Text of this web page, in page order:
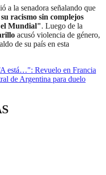
a la senadora señalando que
racismo sin complejos
el Mundial". Luego de la
acusó violencia de género,
de su país en esta
está…": Revuelo en Francia
de Argentina para duelo